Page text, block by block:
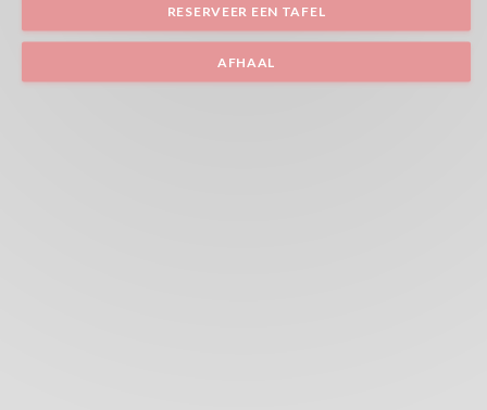
RESERVEER EEN TAFEL
AFHAAL